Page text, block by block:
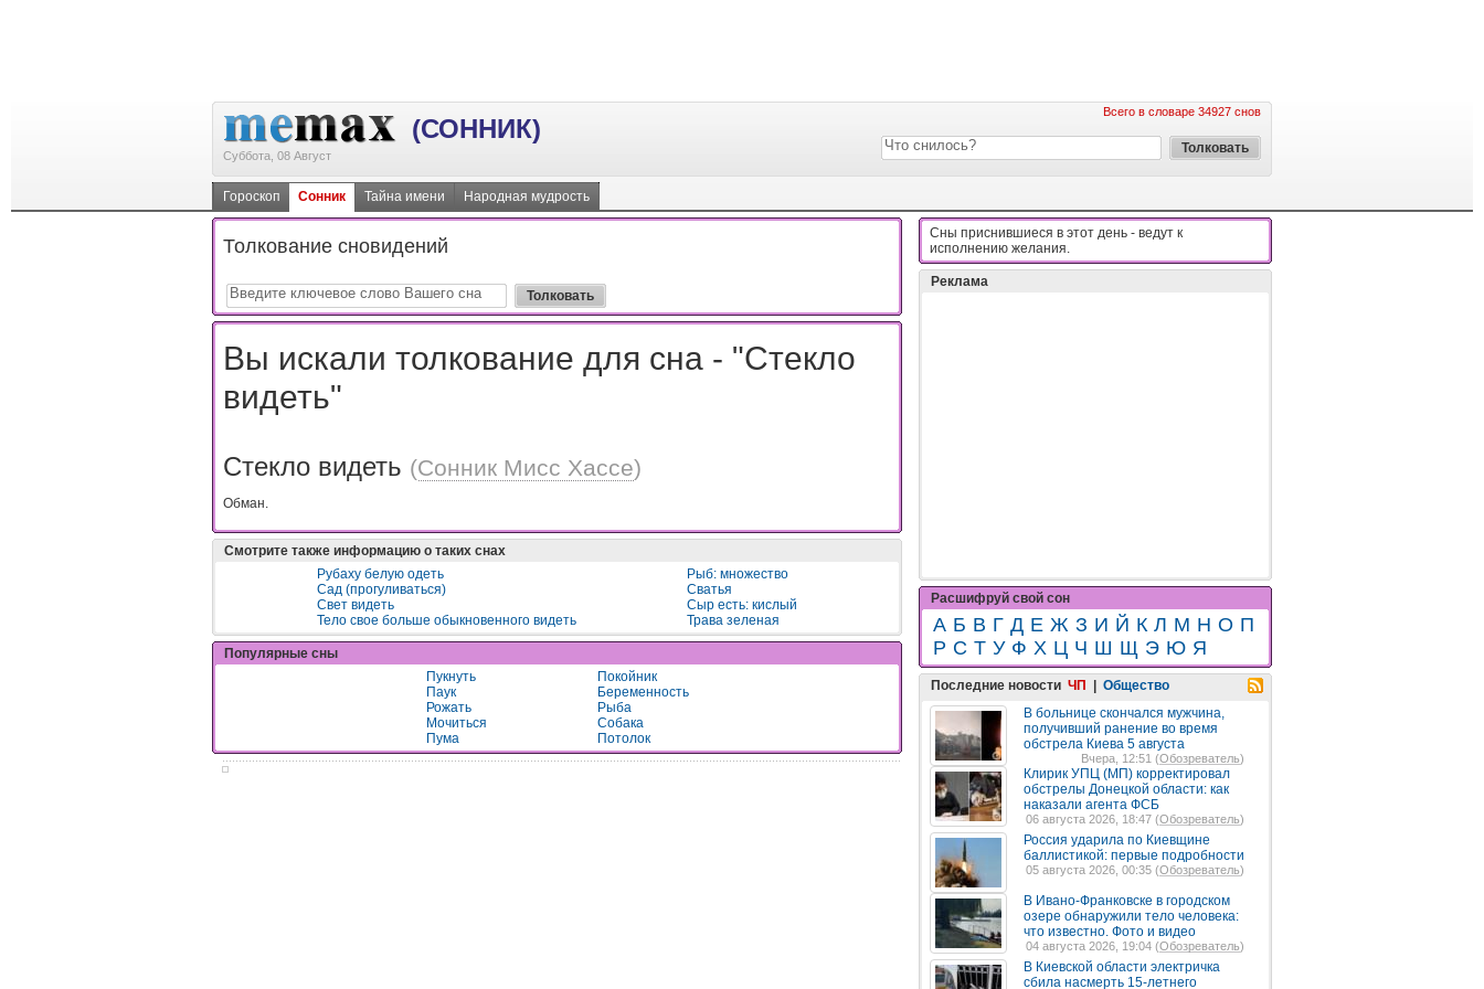
(СОННИК)
Суббота, 08 Август
Всего в словаре 34927 снов
Гороскоп Сонник Тайна имени Народная мудрость
Толкование сновидений
Вы искали толкование для сна - "Стекло
видеть"
Стекло видеть (Сонник Мисс Хассе)
Обман.
Смотрите также информацию о таких снах
Рубаху белую одеть
Рыб: множество
Сад (прогуливаться)
Сватья
Свет видеть
Сыр есть: кислый
Тело свое больше обыкновенного видеть
Трава зеленая
Популярные сны
Пукнуть
Покойник
Паук
Беременность
Рожать
Рыба
Мочиться
Собака
Пума
Потолок
Сны приснившиеся в этот день - вeдyт к
иcпoлнeнию жeлaния.
Реклама
Расшифруй свой сон
А Б В Г Д Е Ж З И Й К Л М Н О П
Р С Т У Ф Х Ц Ч Ш Щ Э Ю Я
Последние новости ЧП
Общество
В больнице скончался мужчина,
получивший ранение во время
обстрела Киева 5 августа
Вчера, 12:51 (Обозреватель)
Клирик УПЦ (МП) корректировал
обстрелы Донецкой области: как
наказали агента ФСБ
06 августа 2026, 18:47 (Обозреватель)
Россия ударила по Киевщине
баллистикой: первые подробности
05 августа 2026, 00:35 (Обозреватель)
В Ивано-Франковске в городском
озере обнаружили тело человека:
что известно. Фото и видео
04 августа 2026, 19:04 (Обозреватель)
В Киевской области электричка
сбила насмерть 15-летнего